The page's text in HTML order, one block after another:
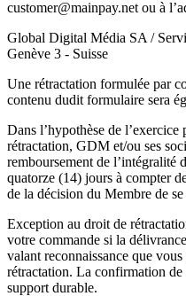
customer@mainpay.net ou à
Global Digital Média SA /
Genève 3 - Suisse
Une rétractation formulée par
contenu dudit formulaire sera
Dans l’hypothèse de
rétractation, GDM et/ou ses
remboursement de l’intégralité
quatorze (14) jours à compter
de la décision du Membre de se
Exception au droit de
votre commande si la
valant reconnaissance que
rétractation. La confirmation
support durable.